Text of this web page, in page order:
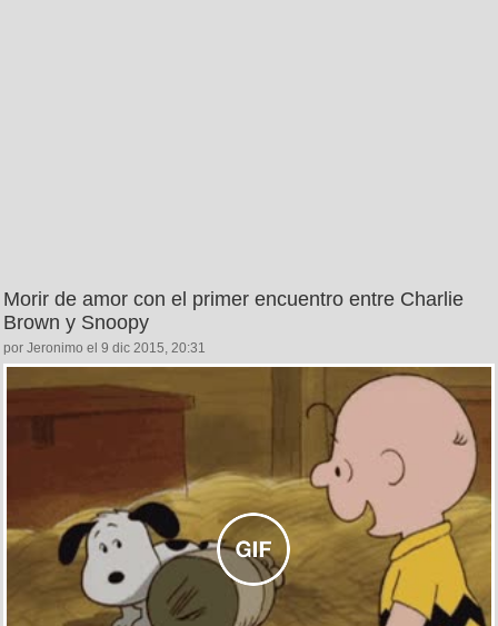
Morir de amor con el primer encuentro entre Charlie
Brown y Snoopy
por Jeronimo el 9 dic 2015, 20:31